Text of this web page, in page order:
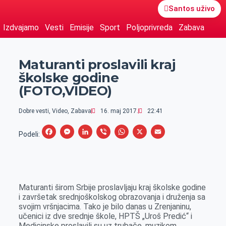
Santos uživo
Izdvajamo Vesti Emisije Sport Poljoprivreda Zabava
Maturanti proslavili kraj
školske godine
(FOTO,VIDEO)
Dobre vesti, Video, Zabava 16. maj 2017. 22:41
Podeli:
F
b
o
o
M
e
n
g
L
e
d
I
V
r
W
s
A
p
X
E
l
Maturanti širom Srbije proslavljaju kraj školske godine
i završetak srednjoškolskog obrazovanja i druženja sa
svojim vršnjacima. Tako je bilo danas u Zrenjaninu,
učenici iz dve srednje škole, HPTŠ „Uroš Predić“ i